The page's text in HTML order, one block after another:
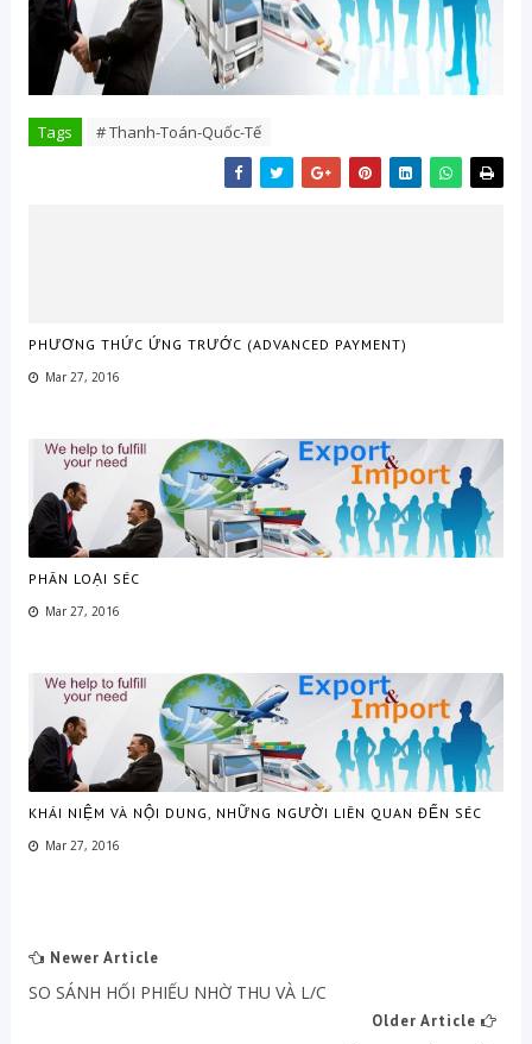
Tags # Thanh-Toán-Quốc-Tế
PHƯƠNG THỨC ỨNG TRƯỚC (ADVANCED PAYMENT)
Mar 27, 2016
PHÂN LOẠI SÉC
Mar 27, 2016
KHÁI NIỆM VÀ NỘI DUNG, NHỮNG NGƯỜI LIÊN QUAN ĐẾN SÉC
Mar 27, 2016
Newer Article
SO SÁNH HỐI PHIẾU NHỜ THU VÀ L/C
Older Article